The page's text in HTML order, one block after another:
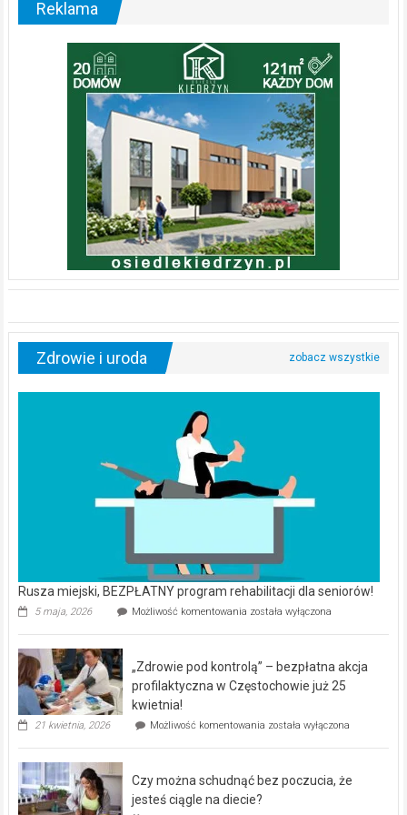
Reklama
Zdrowie i uroda
Rusza miejski, BEZPŁATNY program rehabilitacji dla seniorów!
5 maja, 2026 Możliwość komentowania Rusza
rehabilitacji
dla
została wyłączona
„Zdrowie pod kontrolą” – bezpłatna akcja
profilaktyczna w Częstochowie już 25
kwietnia!
21 kwietnia, 2026 Możliwość komentowania „Zdrowie
bezpłatna
została wyłączona
Czy można schudnąć bez poczucia, że
jesteś ciągle na diecie?